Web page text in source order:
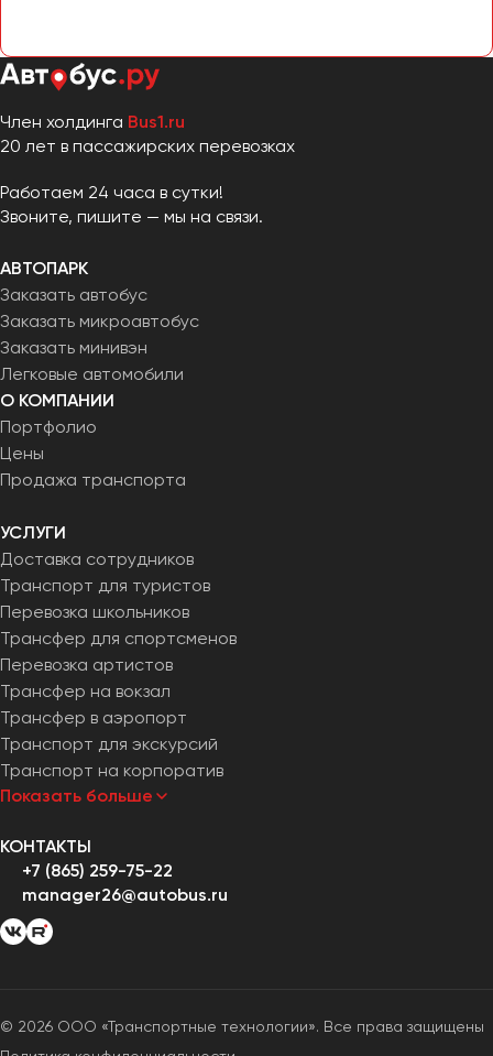
Член холдинга Bus1.ru
20 лет в пассажирских перевозках
Работаем 24 часа в сутки!
Звоните, пишите — мы на связи.
АВТОПАРК
Заказать автобус
Заказать микроавтобус
Заказать минивэн
Легковые автомобили
О КОМПАНИИ
Портфолио
Цены
Продажа транспорта
УСЛУГИ
Доставка сотрудников
Транспорт для туристов
Перевозка школьников
Трансфер для спортсменов
Перевозка артистов
Трансфер на вокзал
Трансфер в аэропорт
Транспорт для экскурсий
Транспорт на корпоратив
Показать больше
КОНТАКТЫ
+7 (865) 259-75-22
manager26@autobus.ru
© 2026 ООО «Транспортные технологии». Все права защищены